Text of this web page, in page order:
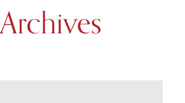
INÍCIO
Archives